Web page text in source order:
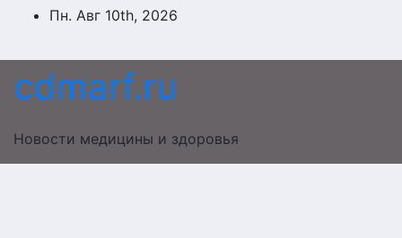
ПерейтиПн. Авг 10th, 2026
cdmarf.ru
Новости медицины и здоровья